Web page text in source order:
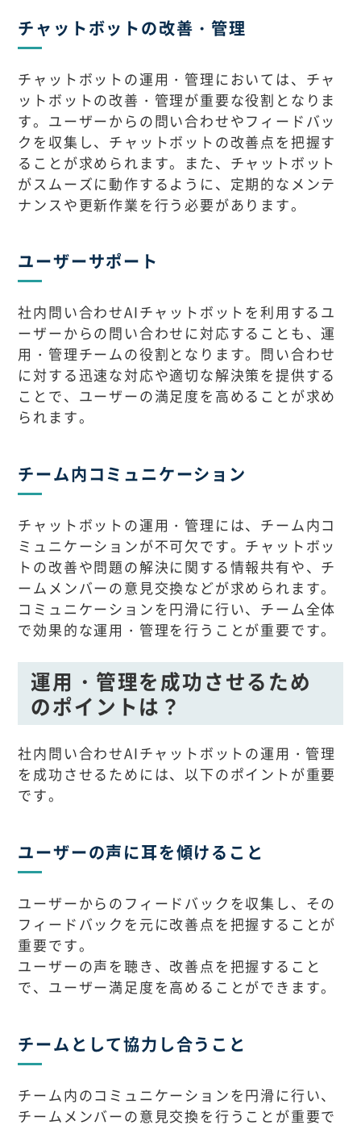
チャットボットの改善・管理
チャットボットの運用・管理においては、チャ
ットボットの改善・管理が重要な役割となりま
す。ユーザーからの問い合わせやフィードバッ
クを収集し、チャットボットの改善点を把握す
ることが求められます。また、チャットボット
がスムーズに動作するように、定期的なメンテ
ナンスや更新作業を行う必要があります。
ユーザーサポート
社内問い合わせAIチャットボットを利用するユ
ーザーからの問い合わせに対応することも、運
用・管理チームの役割となります。問い合わせ
に対する迅速な対応や適切な解決策を提供する
ことで、ユーザーの満足度を高めることが求め
られます。
チーム内コミュニケーション
チャットボットの運用・管理には、チーム内コ
ミュニケーションが不可欠です。チャットボッ
トの改善や問題の解決に関する情報共有や、チ
ームメンバーの意見交換などが求められます。
コミュニケーションを円滑に行い、チーム全体
で効果的な運用・管理を行うことが重要です。
運用・管理を成功させるため
のポイントは？
社内問い合わせAIチャットボットの運用・管理
を成功させるためには、以下のポイントが重要
です。
ユーザーの声に耳を傾けること
ユーザーからのフィードバックを収集し、その
フィードバックを元に改善点を把握することが
重要です。
ユーザーの声を聴き、改善点を把握すること
で、ユーザー満足度を高めることができます。
チームとして協力し合うこと
チーム内のコミュニケーションを円滑に行い、
チームメンバーの意見交換を行うことが重要で